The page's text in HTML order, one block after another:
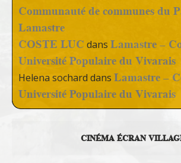
Communauté de communes du
Lamastre
COSTE LUC dans Lamastre –
Université Populaire du Vivarais
Helena sochard dans Lamastre –
Université Populaire du Vivarais
CINÉMA ÉCRAN